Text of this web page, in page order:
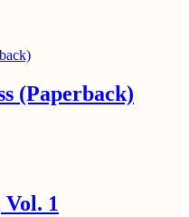
(Paperback)
1